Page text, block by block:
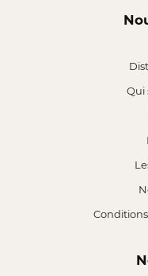
Qui